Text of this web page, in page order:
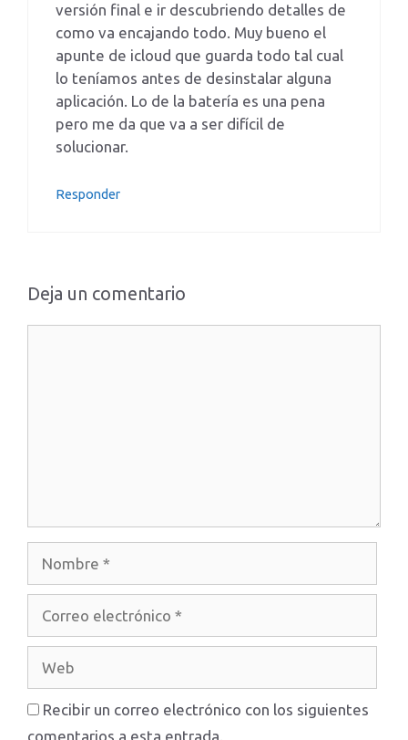
versión final e ir descubriendo detalles de
como va encajando todo. Muy bueno el
apunte de icloud que guarda todo tal cual
lo teníamos antes de desinstalar alguna
aplicación. Lo de la batería es una pena
pero me da que va a ser difícil de
solucionar.
Responder
Deja un comentario
Recibir un correo electrónico con los siguientes
comentarios a esta entrada.